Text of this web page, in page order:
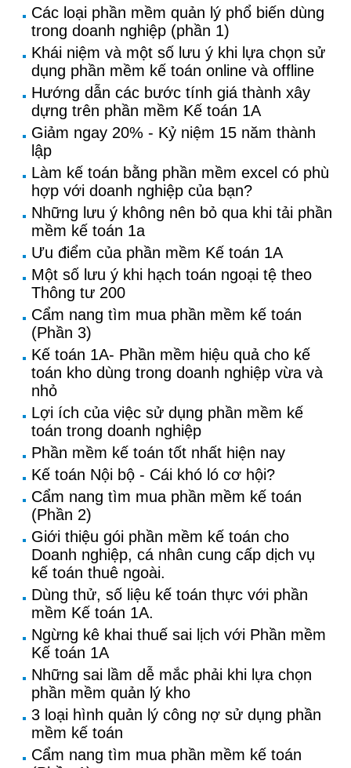
Các loại phần mềm quản lý phổ biến dùng
trong doanh nghiệp (phần 1)
Khái niệm và một số lưu ý khi lựa chọn sử
dụng phần mềm kế toán online và offline
Hướng dẫn các bước tính giá thành xây
dựng trên phần mềm Kế toán 1A
Giảm ngay 20% - Kỷ niệm 15 năm thành
lập
Làm kế toán bằng phần mềm excel có phù
hợp với doanh nghiệp của bạn?
Những lưu ý không nên bỏ qua khi tải phần
mềm kế toán 1a
Ưu điểm của phần mềm Kế toán 1A
Một số lưu ý khi hạch toán ngoại tệ theo
Thông tư 200
Cẩm nang tìm mua phần mềm kế toán
(Phần 3)
Kế toán 1A- Phần mềm hiệu quả cho kế
toán kho dùng trong doanh nghiệp vừa và
nhỏ
Lợi ích của việc sử dụng phần mềm kế
toán trong doanh nghiệp
Phần mềm kế toán tốt nhất hiện nay
Kế toán Nội bộ - Cái khó ló cơ hội?
Cẩm nang tìm mua phần mềm kế toán
(Phần 2)
Giới thiệu gói phần mềm kế toán cho
Doanh nghiệp, cá nhân cung cấp dịch vụ
kế toán thuê ngoài.
Dùng thử, số liệu kế toán thực với phần
mềm Kế toán 1A.
Ngừng kê khai thuế sai lịch với Phần mềm
Kế toán 1A
Những sai lầm dễ mắc phải khi lựa chọn
phần mềm quản lý kho
3 loại hình quản lý công nợ sử dụng phần
mềm kế toán
Cẩm nang tìm mua phần mềm kế toán